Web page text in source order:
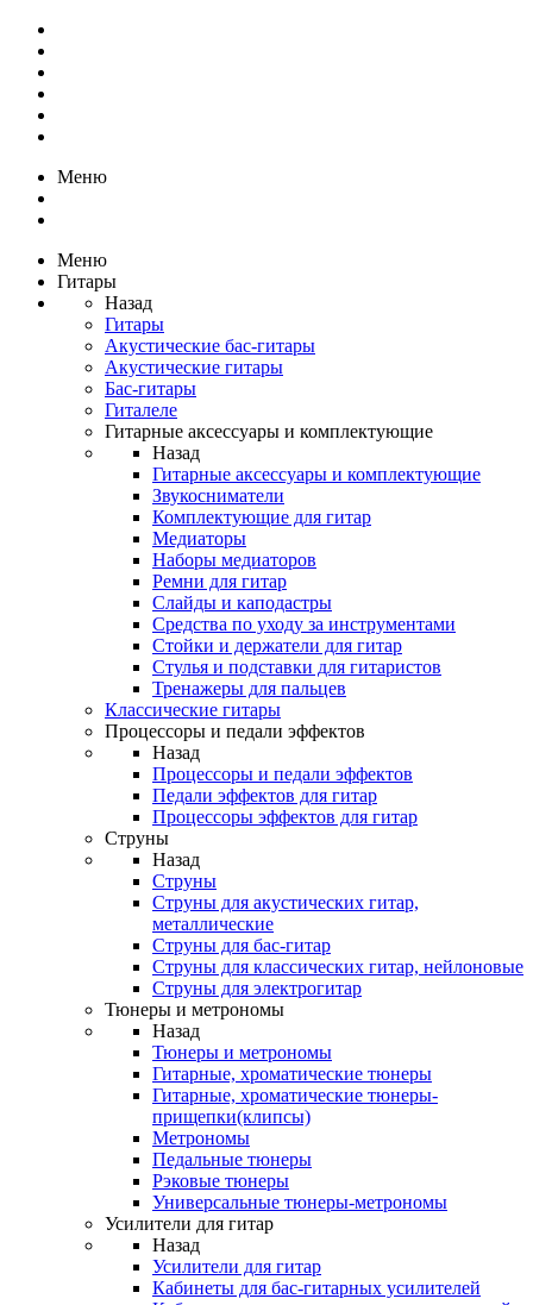
Меню
Меню
Гитары
Назад
Гитары
Акустические бас-гитары
Акустические гитары
Бас-гитары
Гиталеле
Гитарные аксессуары и комплектующие
Назад
Гитарные аксессуары и комплектующие
Звукосниматели
Комплектующие для гитар
Медиаторы
Наборы медиаторов
Ремни для гитар
Слайды и каподастры
Средства по уходу за инструментами
Стойки и держатели для гитар
Стулья и подставки для гитаристов
Тренажеры для пальцев
Классические гитары
Процессоры и педали эффектов
Назад
Процессоры и педали эффектов
Педали эффектов для гитар
Процессоры эффектов для гитар
Струны
Назад
Струны
Струны для акустических гитар,
металлические
Струны для бас-гитар
Струны для классических гитар, нейлоновые
Струны для электрогитар
Тюнеры и метрономы
Назад
Тюнеры и метрономы
Гитарные, хроматические тюнеры
Гитарные, хроматические тюнеры-
прищепки(клипсы)
Метрономы
Педальные тюнеры
Рэковые тюнеры
Универсальные тюнеры-метрономы
Усилители для гитар
Назад
Усилители для гитар
Кабинеты для бас-гитарных усилителей